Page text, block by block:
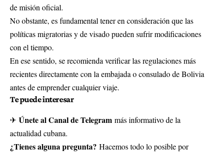
de misión oficial.
No obstante, es fundamental tener en consideración que las
políticas migratorias y de visado pueden sufrir modificaciones
con el tiempo.
En ese sentido, se recomienda verificar las regulaciones más
recientes directamente con la embajada o consulado de Bolivia
antes de emprender cualquier viaje.
Te puede interesar
✈ Únete al Canal de Telegram más informativo de la
actualidad cubana.
¿Tienes alguna pregunta? Hacemos todo lo posible por